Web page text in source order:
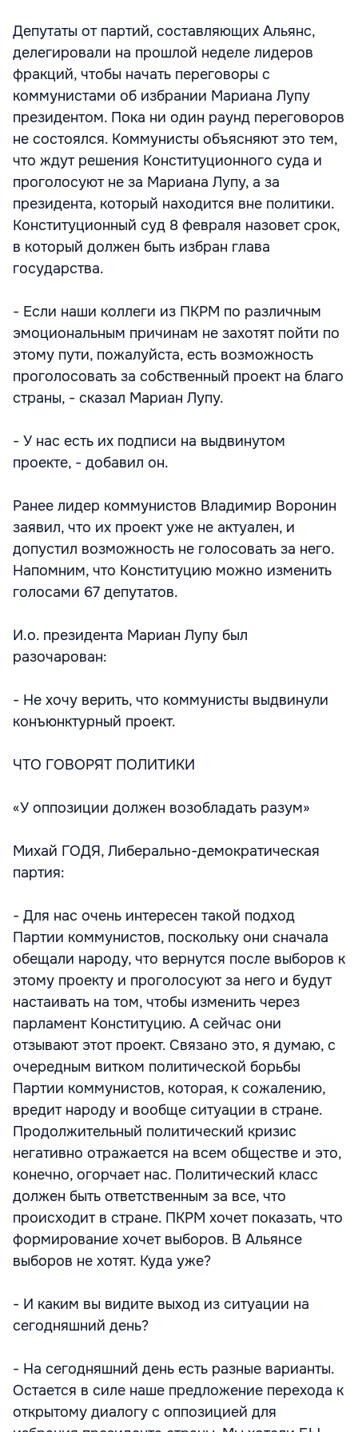
Депутаты от партий, составляющих Альянс,
делегировали на прошлой неделе лидеров
фракций, чтобы начать переговоры с
коммунистами об избрании Мариана Лупу
президентом. Пока ни один раунд переговоров
не состоялся. Коммунисты объясняют это тем,
что ждут решения Конституционного суда и
проголосуют не за Мариана Лупу, а за
президента, который находится вне политики.
Конституционный суд 8 февраля назовет срок,
в который должен быть избран глава
государства.
- Если наши коллеги из ПКРМ по различным
эмоциональным причинам не захотят пойти по
этому пути, пожалуйста, есть возможность
проголосовать за собственный проект на благо
страны, - сказал Мариан Лупу.
- У нас есть их подписи на выдвинутом
проекте, - добавил он.
Ранее лидер коммунистов Владимир Воронин
заявил, что их проект уже не актуален, и
допустил возможность не голосовать за него.
Напомним, что Конституцию можно изменить
голосами 67 депутатов.
И.о. президента Мариан Лупу был
разочарован:
- Не хочу верить, что коммунисты выдвинули
конъюнктурный проект.
ЧТО ГОВОРЯТ ПОЛИТИКИ
«У оппозиции должен возобладать разум»
Михай ГОДЯ, Либерально-демократическая
партия:
- Для нас очень интересен такой подход
Партии коммунистов, поскольку они сначала
обещали народу, что вернутся после выборов к
этому проекту и проголосуют за него и будут
настаивать на том, чтобы изменить через
парламент Конституцию. А сейчас они
отзывают этот проект. Связано это, я думаю, с
очередным витком политической борьбы
Партии коммунистов, которая, к сожалению,
вредит народу и вообще ситуации в стране.
Продолжительный политический кризис
негативно отражается на всем обществе и это,
конечно, огорчает нас. Политический класс
должен быть ответственным за все, что
происходит в стране. ПКРМ хочет показать, что
формирование хочет выборов. В Альянсе
выборов не хотят. Куда уже?
- И каким вы видите выход из ситуации на
сегодняшний день?
- На сегодняшний день есть разные варианты.
Остается в силе наше предложение перехода к
открытому диалогу с оппозицией для